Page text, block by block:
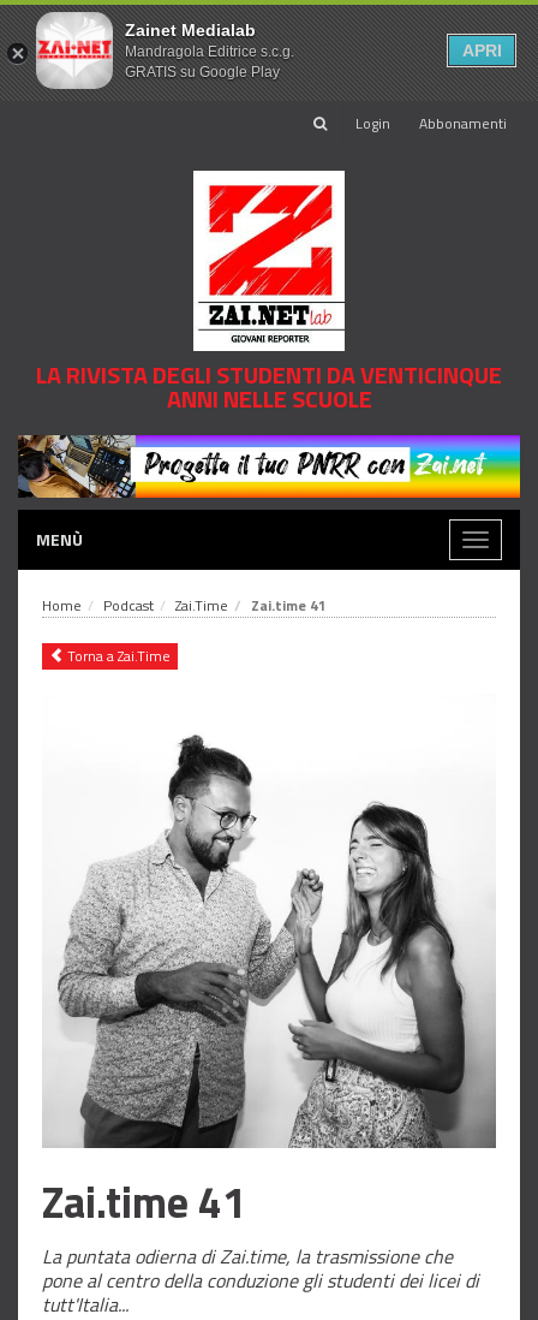
Login Abbonamenti
LA RIVISTA DEGLI STUDENTI DA VENTICINQUE
ANNI NELLE SCUOLE
MENÙ
Toggle
Home Podcast Zai.Time Zai.time 41
Torna a Zai.Time
Zai.time 41
La puntata odierna di Zai.time, la trasmissione che
pone al centro della conduzione gli studenti dei licei di
tutt'Italia...
Zainet Medialab
Mandragola Editrice s.c.g.
GRATIS su Google Play
APRI